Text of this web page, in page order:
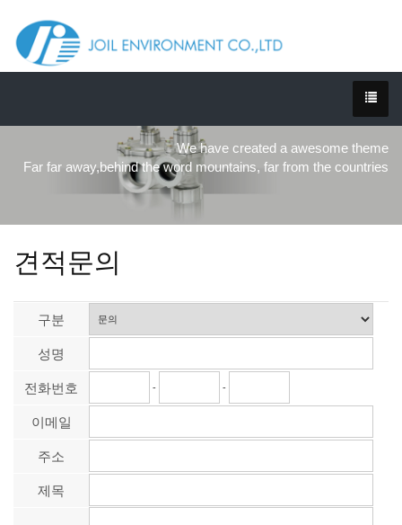
We have created a awesome theme
Far far away,behind the word mountains, far from the countries
견적문의
구분
성명
전화번호 - -
이메일
주소
제목